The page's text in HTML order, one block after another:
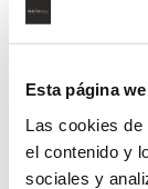
Esta página
Las cookies
el contenido y
sociales y